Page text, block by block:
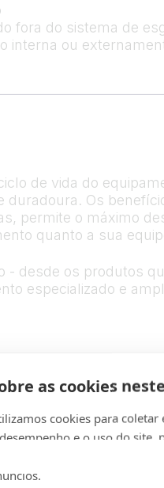
as cookies
cookies para
e o uso do site,
fora do sistema de
interna ou
de vida do
Os
permite o máximo
quanto a sua
- desde os produtos
especializado e